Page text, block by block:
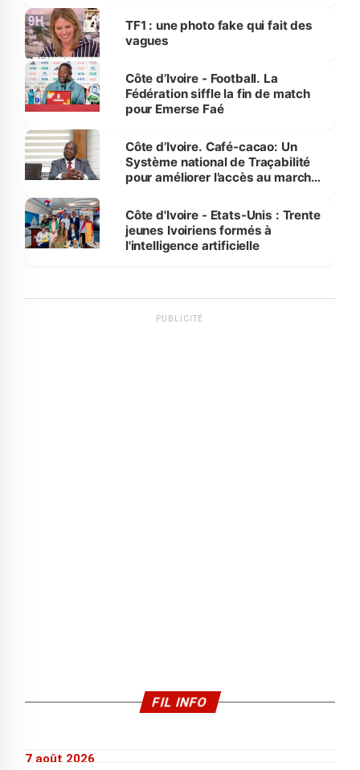
sur la scène internationale »
TF1 : une photo fake qui fait des
vagues
Côte d’Ivoire - Football. La
Fédération siffle la fin de match
pour Emerse Faé
Côte d’Ivoire. Café-cacao: Un
Système national de Traçabilité
pour améliorer l’accès au marché
Côte d'Ivoire - Etats-Unis : Trente
jeunes Ivoiriens formés à
l'intelligence artificielle
PUBLICITÉ
FIL INFO
7 août 2026